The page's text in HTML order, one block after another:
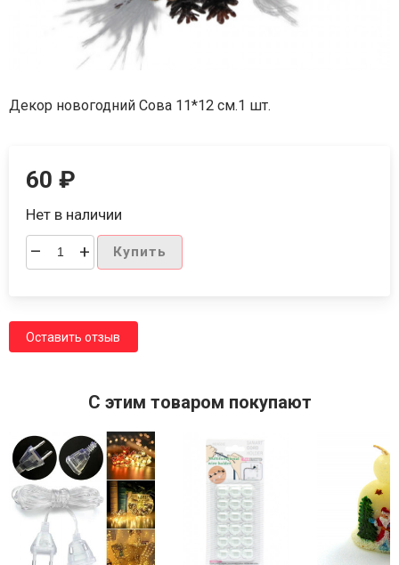
Декор новогодний Сова 11*12 см.1 шт.
60₽
Нет в наличии
– + Купить
Оставить отзыв
C этим товаром покупают